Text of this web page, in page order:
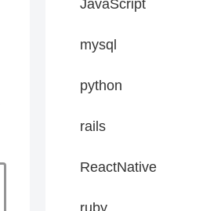
JavaScript
mysql
python
rails
ReactNative
ruby